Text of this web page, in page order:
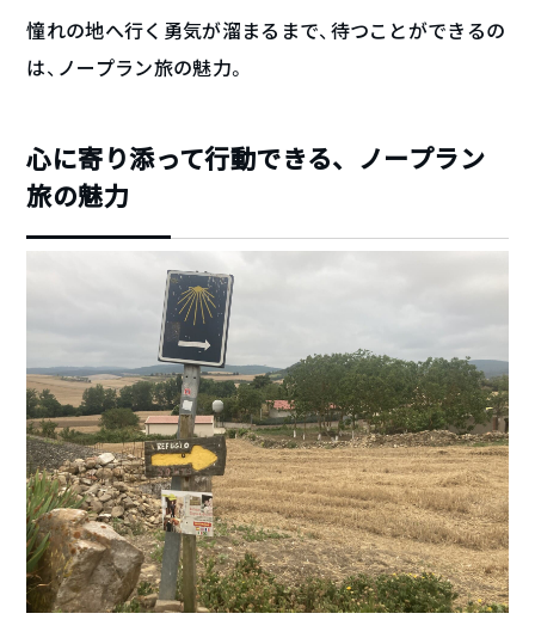
憧れの地へ行く勇気が溜まるまで、待つことができるの
は、ノープラン旅の魅力。
心に寄り添って行動できる、ノープラン
旅の魅力